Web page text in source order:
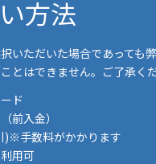
方法
いただいた場合であっても
とはできません。ご了承くだ
ド
前入金）
手数料がかかります
用可